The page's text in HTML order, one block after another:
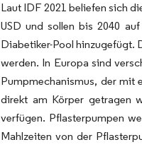
Laut IDF 2021 beliefen sich
USD und sollen bis 2040
Diabetiker-Pool hinzugefügt.
werden. In Europa sind
Pumpmechanismus, der mit
direkt am Körper getragen
verfügen. Pflasterpumpen
Mahlzeiten von der